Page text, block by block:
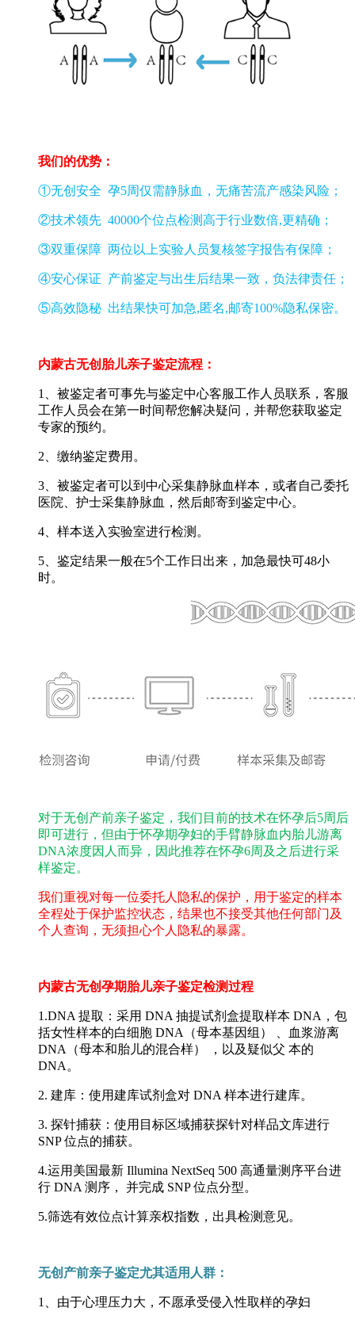
我们的优势：
①无创安全 孕5周仅需静脉血，无痛苦流产感染风险；
②技术领先 40000个位点检测高于行业数倍,更精确；
③双重保障 两位以上实验人员复核签字报告有保障；
④安心保证 产前鉴定与出生后结果一致，负法律责任；
⑤高效隐秘 出结果快可加急,匿名,邮寄100%隐私保密。
内蒙古无创胎儿亲子鉴定流程：
1、被鉴定者可事先与鉴定中心客服工作人员联系，客服
工作人员会在第一时间帮您解决疑问，并帮您获取鉴定
专家的预约。
2、缴纳鉴定费用。
3、被鉴定者可以到中心采集静脉血样本，或者自己委托
医院、护士采集静脉血，然后邮寄到鉴定中心。
4、样本送入实验室进行检测。
5、鉴定结果一般在5个工作日出来，加急最快可48小
时。
对于无创产前亲子鉴定，我们目前的技术在怀孕后5周后
即可进行，但由于怀孕期孕妇的手臂静脉血内胎儿游离
DNA浓度因人而异，因此推荐在怀孕6周及之后进行采
样鉴定。
我们重视对每一位委托人隐私的保护，用于鉴定的样本
全程处于保护监控状态，结果也不接受其他任何部门及
个人查询，无须担心个人隐私的暴露。
内蒙古无创孕期胎儿亲子鉴定检测过程
1.DNA 提取：采用 DNA 抽提试剂盒提取样本 DNA，包
括女性样本的白细胞 DNA（母本基因组） 、血浆游离
DNA（母本和胎儿的混合样） ，以及疑似父 本的
DNA。
2. 建库：使用建库试剂盒对 DNA 样本进行建库。
3. 探针捕获：使用目标区域捕获探针对样品文库进行
SNP 位点的捕获。
4.运用美国最新 Illumina NextSeq 500 高通量测序平台进
行 DNA 测序， 并完成 SNP 位点分型。
5.筛选有效位点计算亲权指数，出具检测意见。
无创产前亲子鉴定尤其适用人群：
1、由于心理压力大，不愿承受侵入性取样的孕妇